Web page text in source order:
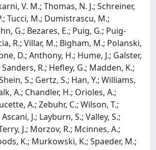
V. M.; Thomas, N. J.; Schreiner,
Tucci, M.; Dumistrascu, M.;
G.; Bezares, E.; Puig, G.; Puig-
R.; Villar, M.; Bigham, M.; Polanski,
D.; Anthony, H.; Hume, J.; Galster,
R.; Hefley, G.; Madden, K.;
S.; Gertz, S.; Han, Y.; Williams,
A.; Chandler, H.; Orioles, A.;
A.; Zebuhr, C.; Wilson, T.;
J.; Layburn, S.; Valley, S.;
J.; Morzov, R.; Mcinnes, A.;
K.; Murkowski, K.; Spaeder, M.;